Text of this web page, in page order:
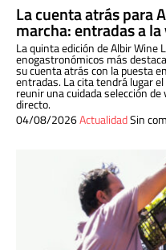
La cuenta atrás para
marcha: entradas a
La quinta edición de Albir Wine
enogastronómicos más
su cuenta atrás con la puesta
entradas. La cita tendrá lugar
reunir una cuidada selección
directo.
04/08/2026ActualidadSin